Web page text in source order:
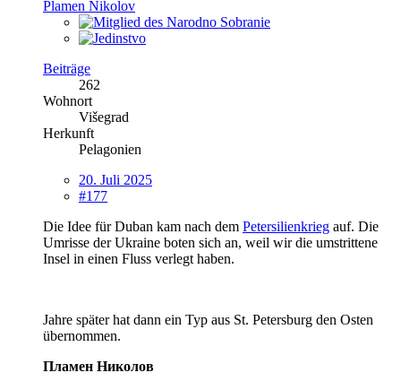
Plamen Nikolov
Beiträge
262
Wohnort
Višegrad
Herkunft
Pelagonien
20. Juli 2025
#177
Die Idee für Duban kam nach dem Petersilienkrieg auf. Die
Umrisse der Ukraine boten sich an, weil wir die umstrittene
Insel in einen Fluss verlegt haben.
Jahre später hat dann ein Typ aus St. Petersburg den Osten
übernommen.
Пламен Николов